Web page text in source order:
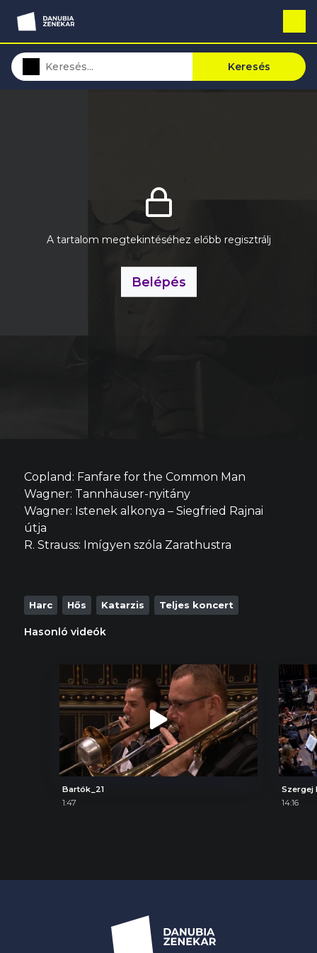
Keresés
A tartalom megtekintéséhez előbb regisztrálj
Belépés
Copland: Fanfare for the Common Man
Wagner: Tannhäuser-nyitány
Wagner: Istenek alkonya – Siegfried Rajnai
útja
R. Strauss: Imígyen szóla Zarathustra
Harc Hős Katarzis Teljes koncert
Hasonló videók
Bartók_21
1:47
14:16